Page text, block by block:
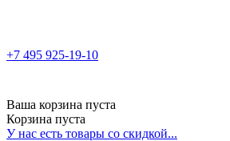
+7 495 925-19-10
Ваша корзина пуста
Корзина пуста
У нас есть товары со скидкой...